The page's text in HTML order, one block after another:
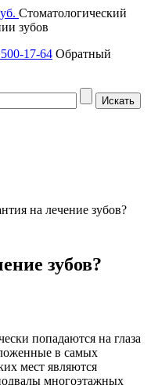
Стоматологический
зубов
17-64 Обратный
на лечение зубов?
зубов?
попадаются на глаза
в самых
мест являются
многоэтажных